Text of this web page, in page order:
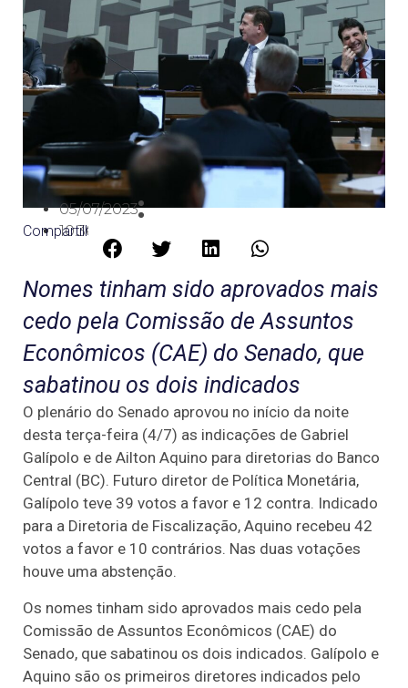
05/07/2023
10:36
Compartilhe:
Nomes tinham sido aprovados mais
cedo pela Comissão de Assuntos
Econômicos (CAE) do Senado, que
sabatinou os dois indicados
O plenário do Senado aprovou no início da noite
desta terça-feira (4/7) as indicações de Gabriel
Galípolo e de Ailton Aquino para diretorias do Banco
Central (BC). Futuro diretor de Política Monetária,
Galípolo teve 39 votos a favor e 12 contra. Indicado
para a Diretoria de Fiscalização, Aquino recebeu 42
votos a favor e 10 contrários. Nas duas votações
houve uma abstenção.
Os nomes tinham sido aprovados mais cedo pela
Comissão de Assuntos Econômicos (CAE) do
Senado, que sabatinou os dois indicados. Galípolo e
Aquino são os primeiros diretores indicados pelo